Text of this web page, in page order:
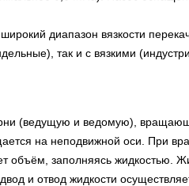
диапазон вязкости
так и с вязкими
(ведущую и ведомую),
на неподвижной оси. При
объём, заполняясь жидкостью.
и отвод жидкости